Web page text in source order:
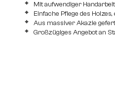
Mit aufwendiger
Einfache Pflege des
Aus massiver Akazie
Großzügiges Angebot an